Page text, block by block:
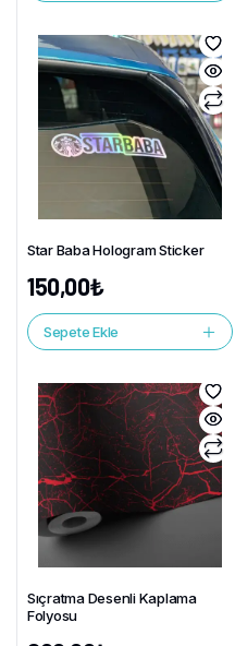
Star Baba Hologram Sticker
150,00₺
Sepete Ekle
Sıçratma Desenli Kaplama
Folyosu